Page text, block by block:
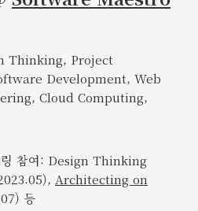
Thinking, Project
Development, Web
Cloud Computing,
링 참여: Design Thinking
Architecting on
등